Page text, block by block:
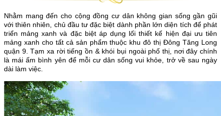
Nhằm mang đến cho cộng đồng cư dân không gian sống gần gũi
với thiên nhiên, chủ đầu tư đặc biệt dành phần lớn diện tích để phát
triển mảng xanh và đặc biệt áp dụng lối thiết kế hiện đại ưu tiên
mảng xanh cho tất cả sản phẩm thuộc khu đô thị Đông Tăng Long
quận 9. Tạm xa rời tiếng ồn & khói bụi ngoài phố thị, nơi đây chính
là mái ấm bình yên để mỗi cư dân sống vui khỏe, trở về sau ngày
dài làm việc.